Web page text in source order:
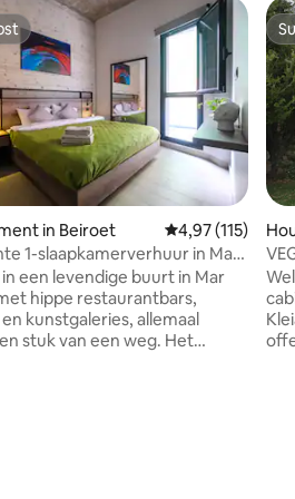
van 4,94 op 5, 132 recensies
in Beiroet Gemiddelde
4,97 (115)
1-slaapkamerverhuur in Mar
een levendige buurt in Mar
hippe restaurantbars,
kunstgaleries, allemaal
stuk van een weg. Het